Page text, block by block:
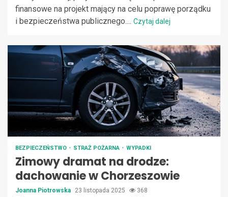
finansowe na projekt mający na celu poprawę porządku
i bezpieczeństwa publicznego.... Czytaj dalej
BEZPIECZEŃSTWO STRAŻ POŻARNA WYPADKI
Zimowy dramat na drodze:
dachowanie w Chorzeszowie
Joanna Piotrowska 23 listopada 2025 368